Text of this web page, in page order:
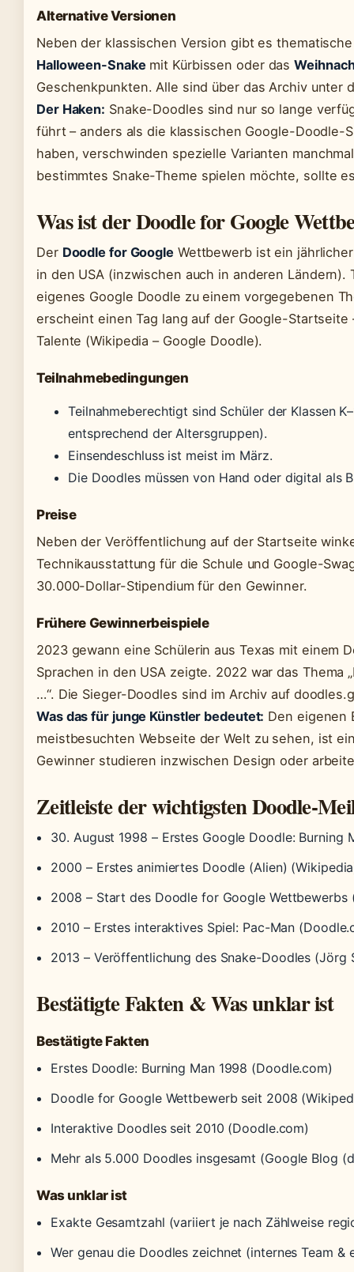
Alternative Versionen
Neben der klassischen Version gibt es
Halloween-Snakemit Kürbissen oder das
Geschenkpunkten. Alle sind über das Archiv unter
Der Haken: Snake-Doodles sind nur so lange
führt – anders als die klassischen Google-Doodle-
haben, verschwinden spezielle Varianten
bestimmtes Snake-Theme spielen möchte, sollte
Was ist der Doodle for Google
Der Doodle for GoogleWettbewerb ist ein
in den USA (inzwischen auch in anderen Ländern).
eigenes Google Doodle zu einem vorgegebenen
erscheint einen Tag lang auf der Google-Startseite
Talente (Wikipedia – Google Doodle).
Teilnahmebedingungen
Teilnahmeberechtigt sind Schüler der Klassen
entsprechend der Altersgruppen).
Einsendeschluss ist meist im März.
Die Doodles müssen von Hand oder digital als
Preise
Neben der Veröffentlichung auf der Startseite
Technikausstattung für die Schule und Google-
30.000-Dollar-Stipendium für den Gewinner.
Frühere Gewinnerbeispiele
2023 gewann eine Schülerin aus Texas mit einem
Sprachen in den USA zeigte. 2022 war das Thema
…“. Die Sieger-Doodles sind im Archiv auf
Was das für junge Künstler bedeutet: Den eigenen
meistbesuchten Webseite der Welt zu sehen, ist
Gewinner studieren inzwischen Design oder
Zeitleiste der wichtigsten Doodle-
30. August 1998 – Erstes Google Doodle: Burning
2000 – Erstes animiertes Doodle (Alien)
2008 – Start des Doodle for Google Wettbewerbs
2010 – Erstes interaktives Spiel: Pac-Man
2013 – Veröffentlichung des Snake-Doodles (Jörg
Bestätigte Fakten & Was unklar ist
Bestätigte Fakten
Erstes Doodle: Burning Man 1998 (Doodle.com)
Doodle for Google Wettbewerb seit 2008
Interaktive Doodles seit 2010 (Doodle.com)
Mehr als 5.000 Doodles insgesamt (Google Blog
Was unklar ist
Exakte Gesamtzahl (variiert je nach Zählweise
Wer genau die Doodles zeichnet (internes Team &